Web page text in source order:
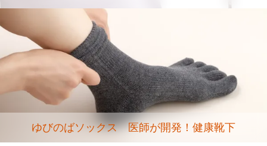
ゆびのばソックス 医師が開発！健康靴下